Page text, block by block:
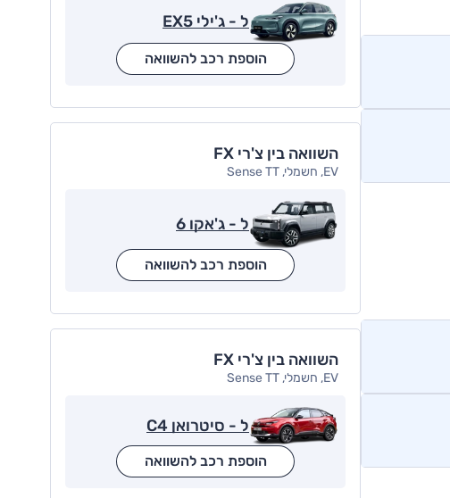
ל - ג'ילי EX5
הוספת רכב להשוואה
השוואה בין צ'רי FX
EV, חשמלי, Sense TT
ל - ג'אקו 6
הוספת רכב להשוואה
השוואה בין צ'רי FX
EV, חשמלי, Sense TT
ל - סיטרואן C4
הוספת רכב להשוואה